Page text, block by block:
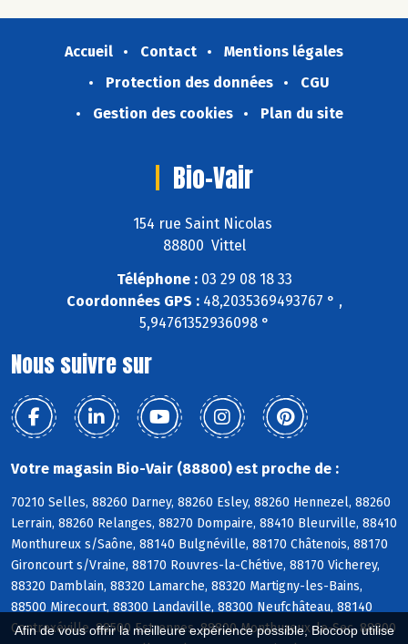
Afin de vous offrir la meilleure expérience possible, Biocoop utilise
Accueil Contact
Mentions légales
Protection des données
CGU
Gestion des cookies
Plan du site
Bio-Vair
154 rue Saint Nicolas
88800 Vittel
Téléphone :03 29 08 18 33
Coordonnées GPS :48,2035369493767 ° ,
5,94761352936098 °
Nous suivre sur
Votre magasin Bio-Vair (88800) est proche de :
70210 Selles, 88260 Darney, 88260 Esley, 88260 Hennezel, 88260
Lerrain, 88260 Relanges, 88270 Dompaire, 88410 Bleurville, 88410
Monthureux s/Saône, 88140 Bulgnéville, 88170 Châtenois, 88170
Gironcourt s/Vraine, 88170 Rouvres-la-Chétive, 88170 Vicherey,
88320 Damblain, 88320 Lamarche, 88320 Martigny-les-Bains,
88500 Mirecourt, 88300 Landaville, 88300 Neufchâteau, 88140
Contrexéville, 88500 Estrennes, 88800 Monthureux-le-Sec, 88800